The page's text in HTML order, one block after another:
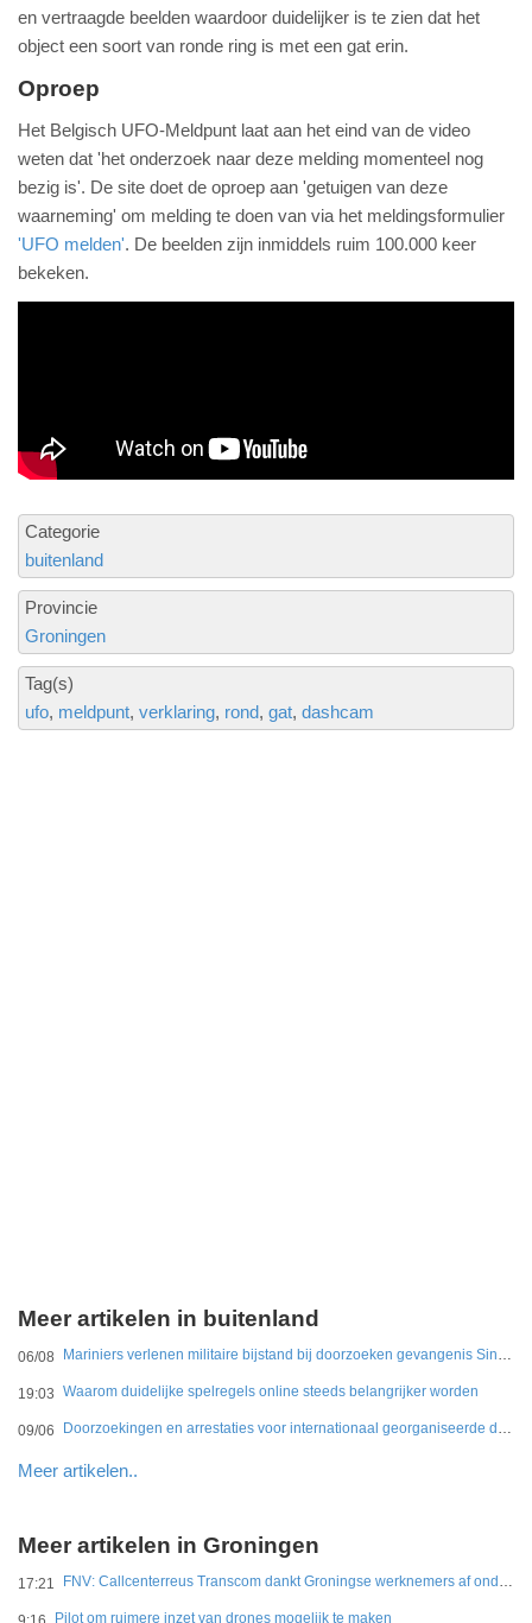
en vertraagde beelden waardoor duidelijker is te zien dat het
object een soort van ronde ring is met een gat erin.
Oproep
Het Belgisch UFO-Meldpunt laat aan het eind van de video
weten dat 'het onderzoek naar deze melding momenteel nog
bezig is'. De site doet de oproep aan 'getuigen van deze
waarneming' om melding te doen van via het meldingsformulier
'UFO melden'. De beelden zijn inmiddels ruim 100.000 keer
bekeken.
Categorie
buitenland
Provincie
Groningen
Tag(s)
ufo meldpunt verklaring rond gat dashcam
Meer artikelen in buitenland
06/08 Mariniers verlenen militaire bijstand bij doorzoeken gevangenis Sint Maarten
19:03 Waarom duidelijke spelregels online steeds belangrijker worden
09/06 Doorzoekingen en arrestaties voor internationaal georganiseerde drugshandel in Duitsland en Nederland
Meer artikelen..
Meer artikelen in Groningen
17:21 FNV: Callcenterreus Transcom dankt Groningse werknemers af ondanks miljoenenwinsten
Pilot om ruimere inzet van drones mogelijk te maken